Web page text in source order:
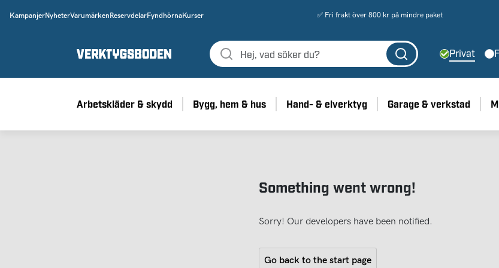
KampanjerNyheterVarumärken ReservdelarFyndhörnaKurser ✅ Fri frakt över 800 kr på mindre paket
Privat
Arbetskläder & skydd Bygg, hem & hus Hand- & elverktyg Garage & verkstad
Something went wrong!
Sorry! Our developers have been notified.
Go back to the start page